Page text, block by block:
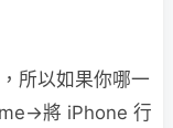
所以如果你哪一
將 iPhone 行